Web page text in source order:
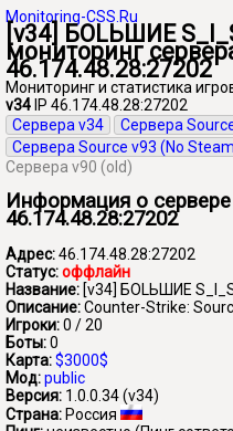
Monitoring-CSS.Ru
[v34] БОLЬШИЕ
мониторинг
46.174.48.28:27202
Мониторинг и статистика
v34 IP 46.174.48.28:27202
Сервера v34
Сервера
Сервера Source v93 (No
Сервера v90 (old)
Информация о
46.174.48.28:27202
Адрес:46.174.48.28:27202
Статус:оффлайн
Название: [v34] БОLЬШИЕ
Описание:Counter-Strike:
Игроки:0 / 20
Боты:0
Карта:$3000$
Мод:public
Версия: 1.0.0.34 (v34)
Страна: Россия